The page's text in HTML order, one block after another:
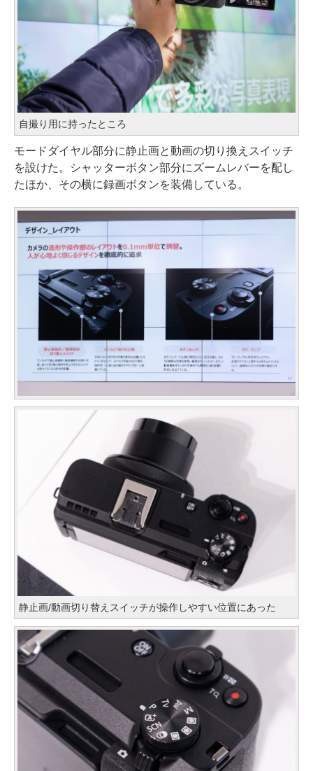
自撮り用に持ったところ
モードダイヤル部分に静止画と動画の切り換えスイッチ
を設けた。シャッターボタン部分にズームレバーを配し
たほか、その横に録画ボタンを装備している。
静止画/動画切り替えスイッチが操作しやすい位置にあった